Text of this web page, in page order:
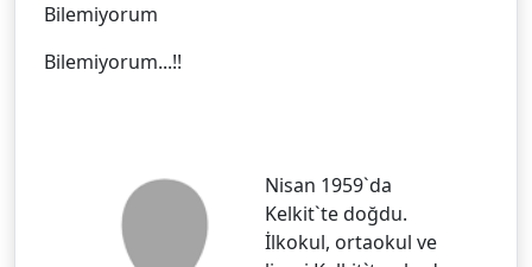
Bilemiyorum
Bilemiyorum...!!
Nisan 1959`da
Kelkit`te doğdu.
İlkokul, ortaokul ve